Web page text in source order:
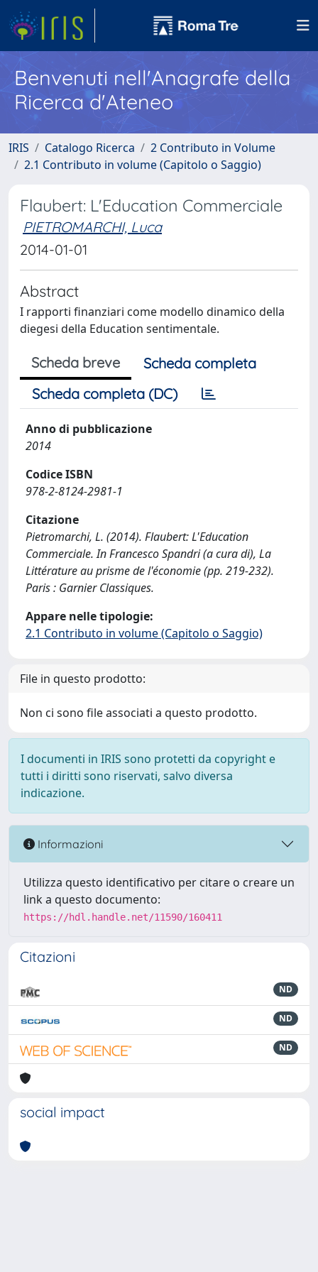
Benvenuti nell'Anagrafe della
Ricerca d'Ateneo
IRIS Catalogo Ricerca
2 Contributo in Volume
2.1 Contributo in volume (Capitolo o Saggio)
Flaubert: L'Education Commerciale
PIETROMARCHI, Luca
2014-01-01
Abstract
I rapporti finanziari come modello dinamico della
diegesi della Education sentimentale.
Scheda breve
Scheda completa
Scheda completa (DC)
Anno di pubblicazione
2014
Codice ISBN
978-2-8124-2981-1
Citazione
Pietromarchi, L. (2014). Flaubert: L'Education
Commerciale. In Francesco Spandri (a cura di), La
Littérature au prisme de l'économie (pp. 219-232).
Paris : Garnier Classiques.
Appare nelle tipologie:
2.1 Contributo in volume (Capitolo o Saggio)
File in questo prodotto:
Non ci sono file associati a questo prodotto.
I documenti in IRIS sono protetti da copyright e
tutti i diritti sono riservati, salvo diversa
indicazione.
Informazioni
Utilizza questo identificativo per citare o creare un
link a questo documento:
https://hdl.handle.net/11590/160411
Citazioni
ND
ND
ND
social impact